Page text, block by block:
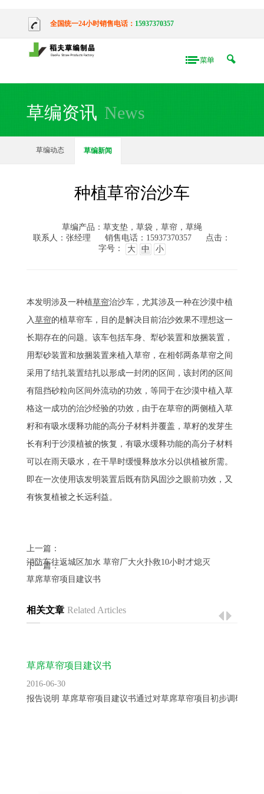
全国统一24小时销售电话： 15937370357
草编资讯 News
草编动态 草编新闻
种植草帘治沙车
草编产品：草支垫，草袋，草帘，草绳
联系人：张经理
销售电话：15937370357
点击：
字号：
大 中 小
本发明涉及一种植草帘治沙车，尤其涉及一种在沙漠中植
入草帘的植草帘车，目的是解决目前治沙效果不理想这一
长期存在的问题。该车包括车身、犁砂装置和放捆装置，
用犁砂装置和放捆装置来植入草帘，在相邻两条草帘之间
采用了结扎装置结扎以形成一封闭的区间，该封闭的区间
有阻挡砂粒向区间外流动的功效，等同于在沙漠中植入草
格这一成功的治沙经验的功效，由于在草帘的两侧植入草
籽和有吸水缓释功能的高分子材料并覆盖，草籽的发芽生
长有利于沙漠植被的恢复，有吸水缓释功能的高分子材料
可以在雨天吸水，在干旱时缓慢释放水分以供植被所需。
即在一次使用该发明装置后既有防风固沙之眼前功效，又
有恢复植被之长远利益。
上一篇：
消防车往返城区加水 草帘厂大火扑救10小时才熄灭
下一篇：
草席草帘项目建议书
相关文章 Related Articles
草席草帘项目建议书
2016-06-30
报告说明 草席草帘项目建议书通过对草席草帘项目初步调研，提